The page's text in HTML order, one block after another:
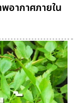
อากาศภายใน